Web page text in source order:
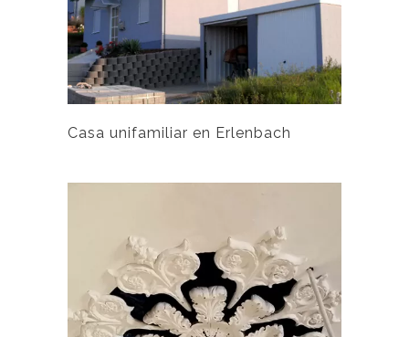
Casa unifamiliar en Erlenbach